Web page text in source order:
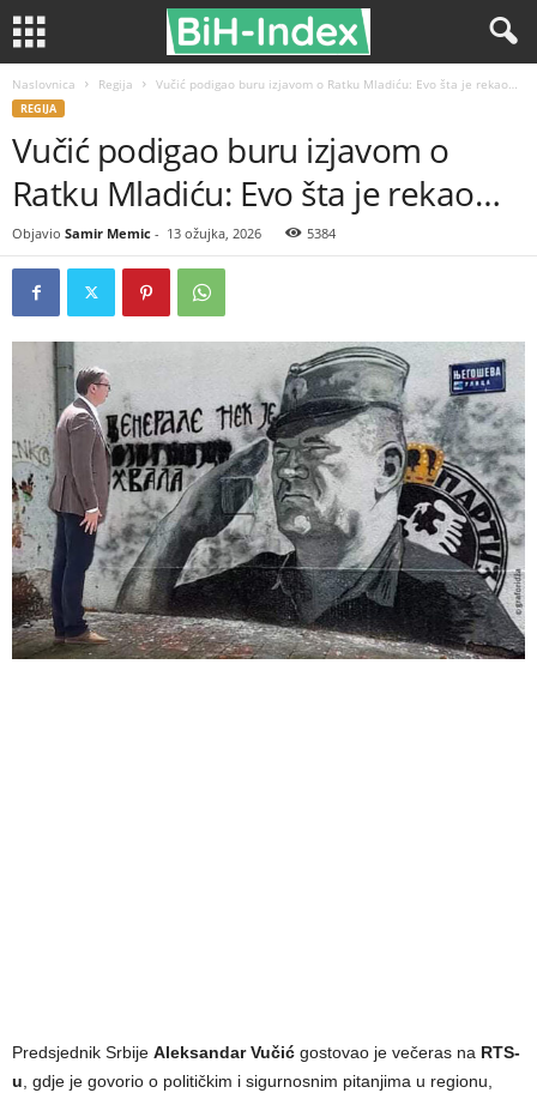
Naslovnica Regija Vučić podigao buru izjavom o Ratku Mladiću: Evo šta je rekao…
REGIJA
Vučić podigao buru izjavom o
Ratku Mladiću: Evo šta je rekao…
Objavio Samir Memic - 13 ožujka, 2026 5384
Predsjednik Srbije Aleksandar Vučić gostovao je večeras na RTS-
u, gdje je govorio o političkim i sigurnosnim pitanjima u regionu,